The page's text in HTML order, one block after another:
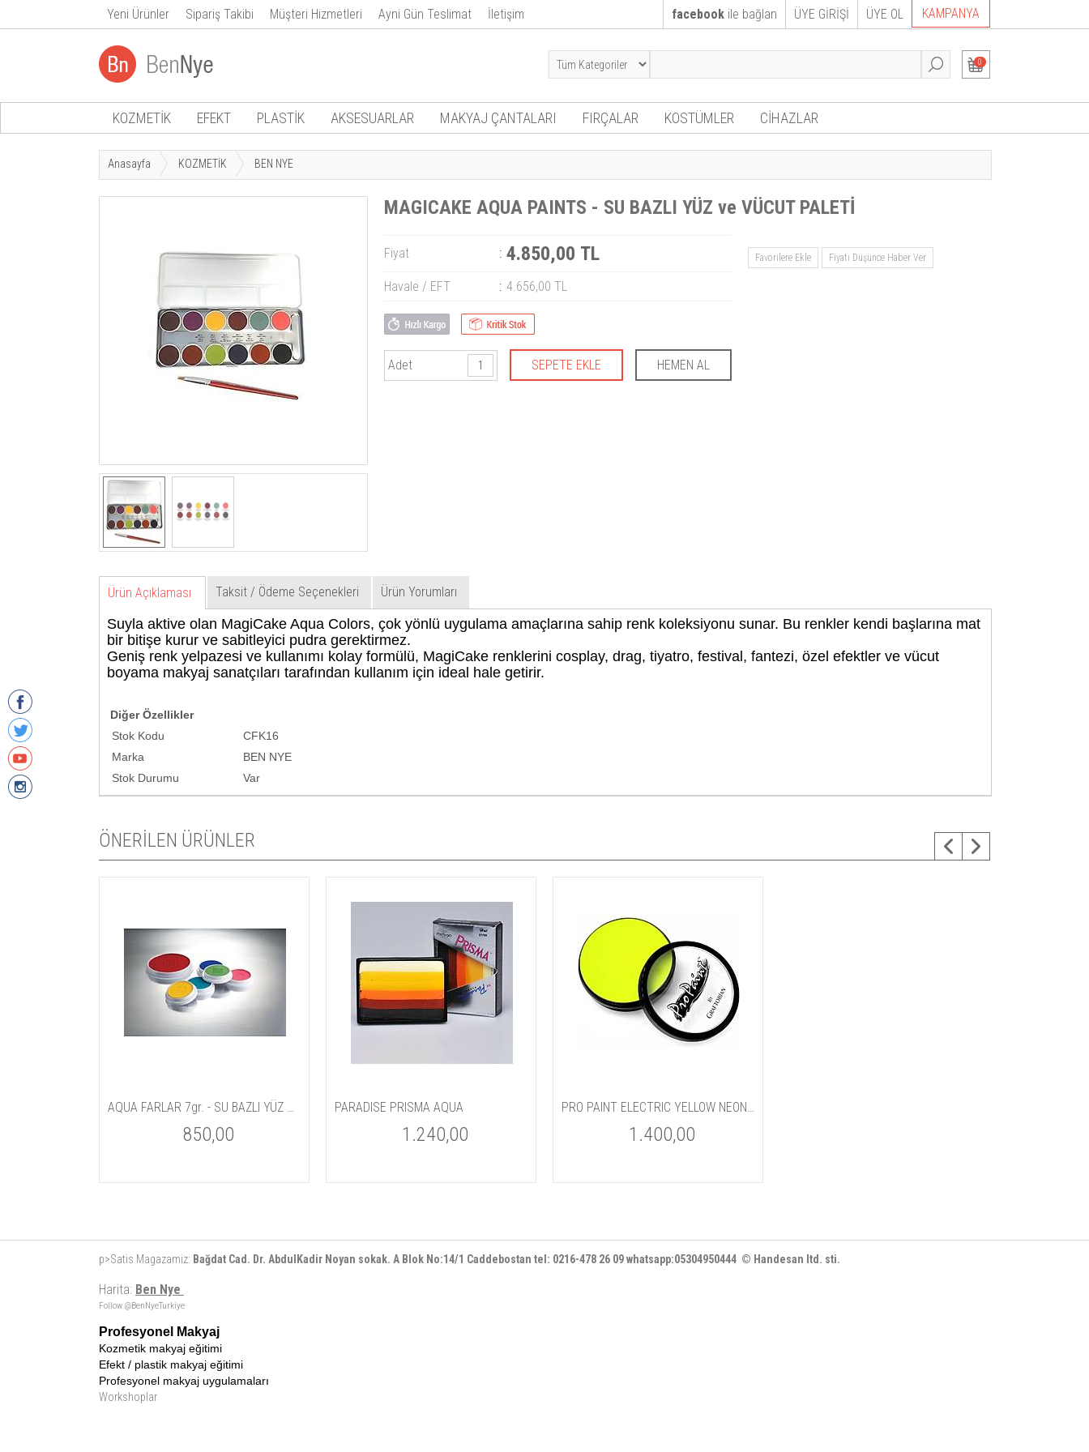
Yeni Ürünler Sipariş Takibi Müşteri Hizmetleri Ayni Gün Teslimat İletişim KAMPANYA
facebook ile bağlan ÜYE GİRİŞİ ÜYE OL
0
KOZMETİK EFEKT PLASTİK AKSESUARLAR MAKYAJ ÇANTALARI FIRÇALAR KOSTÜMLER CİHAZLAR
Anasayfa KOZMETİK BEN NYE
MAGICAKE AQUA PAINTS - SU BAZLI YÜZ ve VÜCUT PALETİ
Fiyat : 4.850,00 TL
Havale / EFT : 4.656,00 TL
Adet
Favorilere Ekle Fiyatı Düşünce Haber Ver
Ürün Açıklaması Taksit / Ödeme Seçenekleri Ürün Yorumları
Suyla aktive olan MagiCake Aqua Colors, çok yönlü uygulama amaçlarına sahip renk koleksiyonu sunar. Bu renkler kendi başlarına mat
bir bitişe kurur ve sabitleyici pudra gerektirmez.
Geniş renk yelpazesi ve kullanımı kolay formülü, MagiCake renklerini cosplay, drag, tiyatro, festival, fantezi, özel efektler ve vücut
boyama makyaj sanatçıları tarafından kullanım için ideal hale getirir.
Diğer Özellikler
Stok Kodu
CFK16
Marka
BEN NYE
Stok Durumu
Var
ÖNERİLEN ÜRÜNLER
AQUA FARLAR 7gr. - SU BAZLI YÜZ VE VÜCUT BOYALARI
850,00
PARADISE PRISMA AQUA
1.240,00
PRO PAINT ELECTRIC YELLOW NEON AQUA
1.400,00
p>Satis Magazamiz: Bağdat Cad. Dr. AbdulKadir Noyan sokak. A Blok No:14/1 Caddebostan tel: 0216-478 26 09 whatsapp:05304950444 © Handesan ltd. sti.
Harita: Ben Nye
Follow @BenNyeTurkiye
Profesyonel Makyaj
Kozmetik makyaj eğitimi
Efekt / plastik makyaj eğitimi
Profesyonel makyaj uygulamaları
Workshoplar